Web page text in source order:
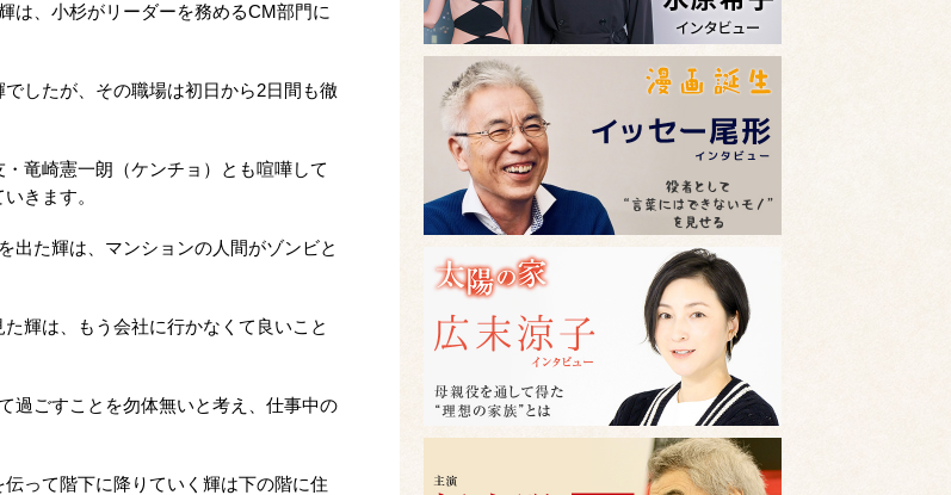
は、小杉がリーダーを務めるCM部門に
したが、その職場は初日から2日間も徹
竜崎憲一朗（ケンチョ）とも喧嘩して
きます。
出た輝は、マンションの人間がゾンビと
輝は、もう会社に行かなくて良いこと
過ごすことを勿体無いと考え、仕事中の
って階下に降りていく輝は下の階に住